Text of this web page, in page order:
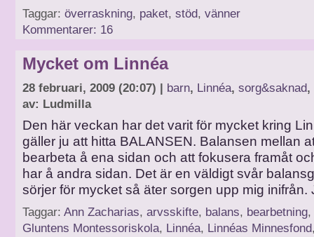
Taggar: överraskning, paket, stöd, vänner
Kommentarer: 16
Mycket om Linnéa
28 februari, 2009 (20:07) | barn, Linnéa, sorg&saknad,
av: Ludmilla
Den här veckan har det varit för mycket kring
gäller ju att hitta BALANSEN. Balansen mellan
bearbeta å ena sidan och att fokusera framåt
har å andra sidan. Det är en väldigt svår
sörjer för mycket så äter sorgen upp mig
Taggar: Ann Zacharias, arvsskifte, balans, bearbetning,
Gluntens Montessoriskola, Linnéa, Linnéas Minnesfond